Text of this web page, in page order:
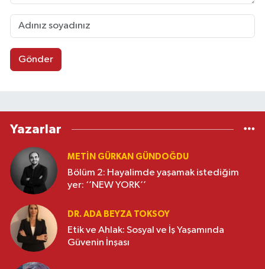
Gönder
Yazarlar
METIN GÜRKAN GÜNDOĞDU
Bölüm 2: Hayalimde yaşamak istediğim
yer: ‘’NEW YORK’’
DR. ADA BEYZA TOKSOY
Etik ve Ahlak: Sosyal ve İş Yaşamında
Güvenin İnşası